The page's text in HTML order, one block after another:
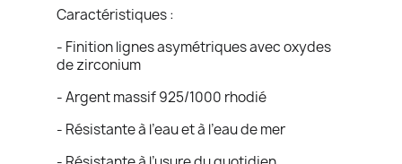
Caractéristiques :
- Finition lignes asymétriques avec oxydes
de zirconium
- Argent massif 925/1000 rhodié
- Résistante à l’eau et à l’eau de mer